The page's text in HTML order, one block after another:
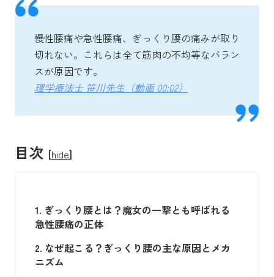
慢性腰痛や急性腰痛、ぎっくり腰の痛みが取り
切れない。これらは全て筋肉の不均等なバラン
スが原因です。
理学療法士 笹川先生（動画 00:02）
目次 [hide]
1. ぎっくり腰とは？魔女の一撃とも呼ばれる
急性腰痛の正体
2. なぜ起こる？ぎっくり腰の主な原因とメカ
ニズム